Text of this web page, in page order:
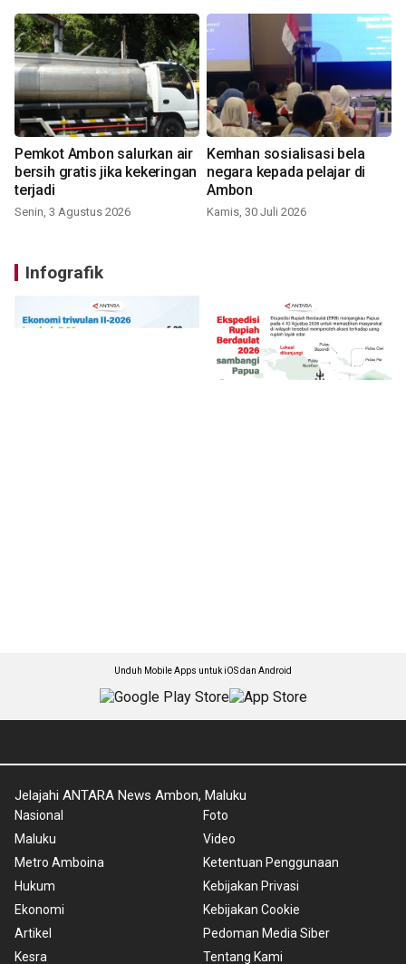
Pemkot Ambon salurkan air
bersih gratis jika kekeringan
terjadi
Senin, 3 Agustus 2026
Kemhan sosialisasi bela
negara kepada pelajar di
Ambon
Kamis, 30 Juli 2026
Infografik
Unduh Mobile Apps untuk iOS dan Android
Jelajahi ANTARA News Ambon, Maluku
Nasional
Maluku
Metro Amboina
Hukum
Ekonomi
Artikel
Kesra
Foto
Video
Ketentuan Penggunaan
Kebijakan Privasi
Kebijakan Cookie
Pedoman Media Siber
Tentang Kami